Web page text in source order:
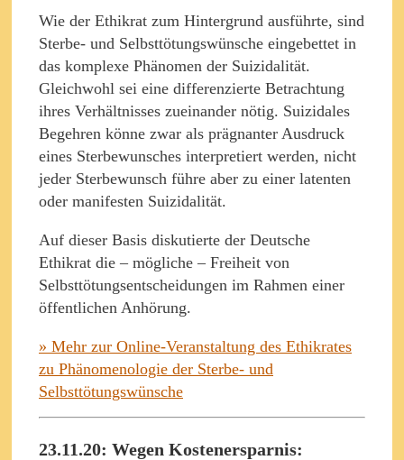
Wie der Ethikrat zum Hintergrund ausführte, sind
Sterbe- und Selbsttötungswünsche eingebettet in
das komplexe Phänomen der Suizidalität.
Gleichwohl sei eine differenzierte Betrachtung
ihres Verhältnisses zueinander nötig. Suizidales
Begehren könne zwar als prägnanter Ausdruck
eines Sterbewunsches interpretiert werden, nicht
jeder Sterbewunsch führe aber zu einer latenten
oder manifesten Suizidalität.
Auf dieser Basis diskutierte der Deutsche
Ethikrat die – mögliche – Freiheit von
Selbsttötungsentscheidungen im Rahmen einer
öffentlichen Anhörung.
» Mehr zur Online-Veranstaltung des Ethikrates
zu Phänomenologie der Sterbe- und
Selbsttötungswünsche
23.11.20: Wegen Kostenersparnis: